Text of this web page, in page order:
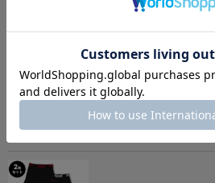
ンツ 2枚セット 1064
￥869 (50%OFF)
8/6～50%OFF SALE WEB
￥759 (50%OFF)